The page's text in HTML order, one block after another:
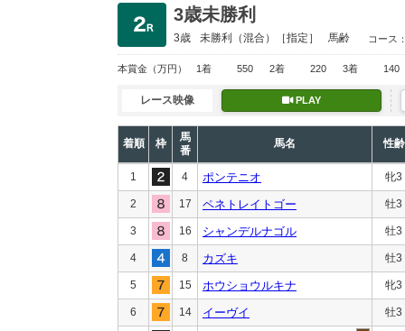
3歳未勝利
3歳 未勝利 （混合）［指定］ 馬齢 コース
本賞金 （万円） 1着 550 2着 220 3着 140
レース映像 PLAY
着順 枠
馬
番
馬名 性齢
1 4 ポンテニオ 牝3
2 17 ペネトレイトゴー 牡3
3 16 シャンデルナゴル 牡3
4 8 カズキ 牡3
5 15 ホウショウルキナ 牝3
6 14 イーヴイ 牡3